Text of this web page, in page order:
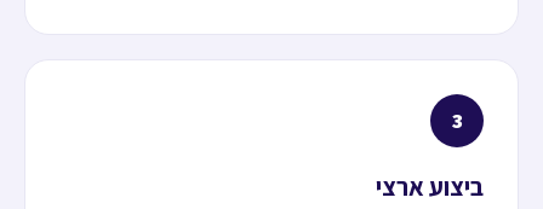
3
ביצוע ארצי